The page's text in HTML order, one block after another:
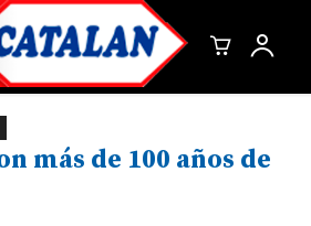
más de 100 años de